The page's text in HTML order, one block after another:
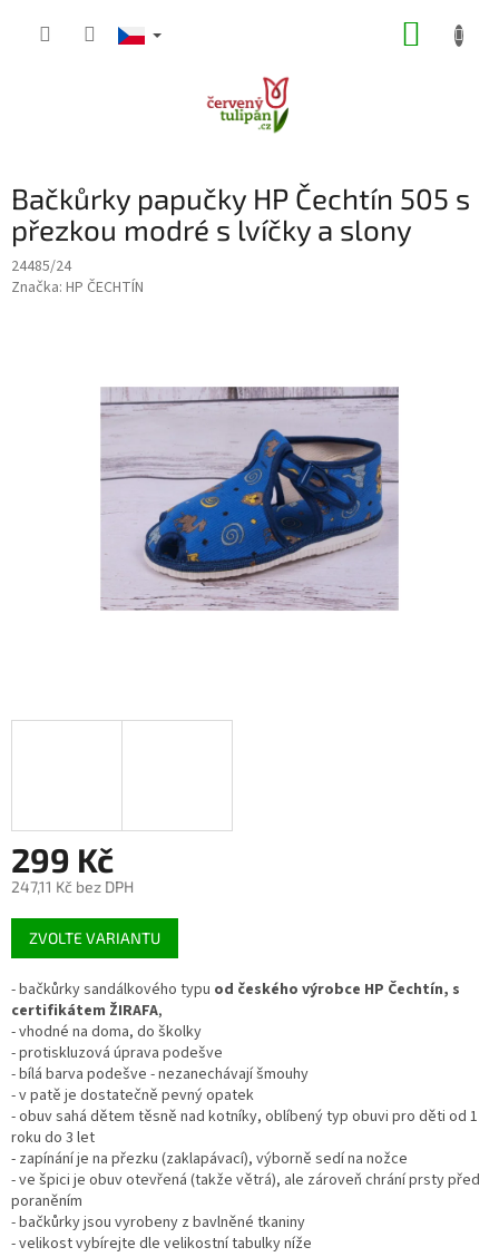
Bačkůrky papučky HP Čechtín 505 s
přezkou modré s lvíčky a slony
24485/24
Značka: HP ČECHTÍN
299 Kč
247,11 Kč bez DPH
Měrná
cena:
ZVOLTE VARIANTU
- bačkůrky sandálkového typu od českého výrobce HP Čechtín, s
certifikátem ŽIRAFA,
- vhodné na doma, do školky
- protiskluzová úprava podešve
- bílá barva podešve - nezanechávají šmouhy
- v patě je dostatečně pevný opatek
- obuv sahá dětem těsně nad kotníky, oblíbený typ obuvi pro děti od 1
roku do 3 let
- zapínání je na přezku (zaklapávací), výborně sedí na nožce
- ve špici je obuv otevřená (takže větrá), ale zároveň chrání prsty před
poraněním
- bačkůrky jsou vyrobeny z bavlněné tkaniny
- velikost vybírejte dle velikostní tabulky níže